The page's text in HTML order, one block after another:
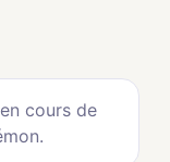
cours de